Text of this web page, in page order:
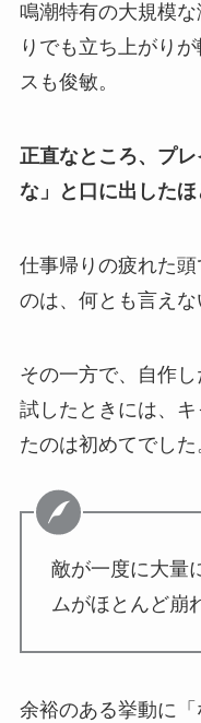
鳴潮特有の大規模
りでも立ち上がり
スも俊敏。
正直なところ、プ
な」と口に出したほ
仕事帰りの疲れた
のは、何とも言えな
その一方で、自作
試したときには、
たのは初めてでした
敵が一度に大量
ムがほとんど崩
余裕のある挙動に